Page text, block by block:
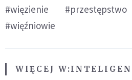
#więzienie #przestępstwo
#więźniowie
WIĘCEJ W: